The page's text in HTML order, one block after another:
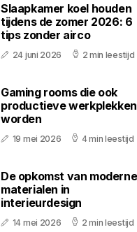
Slaapkamer koel houden
tijdens de zomer 2026: 6
tips zonder airco
24 juni 2026 2 min leestijd
Gaming rooms die ook
productieve werkplekken
worden
19 mei 2026 4 min leestijd
De opkomst van moderne
materialen in
interieurdesign
14 mei 2026 2 min leestijd